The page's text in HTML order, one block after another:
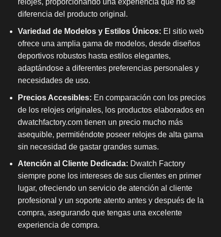
relojes, proporcionando una experiencia que no se
diferencia del producto original.
Variedad de Modelos y Estilos Únicos: El sitio web
ofrece una amplia gama de modelos, desde diseños
deportivos robustos hasta estilos elegantes,
adaptándose a diferentes preferencias personales y
necesidades de uso.
Precios Accesibles: En comparación con los precios
de los relojes originales, los productos elaborados en
dwatchfactory.com tienen un precio mucho más
asequible, permitiéndote poseer relojes de alta gama
sin necesidad de gastar grandes sumas.
Atención al Cliente Dedicada: Dwatch Factory
siempre pone los intereses de sus clientes en primer
lugar, ofreciendo un servicio de atención al cliente
profesional y un soporte atento antes y después de la
compra, asegurando que tengas una excelente
experiencia de compra.